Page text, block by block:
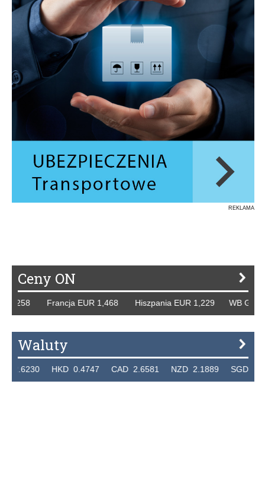
REKLAMA
Ceny ON
Francja EUR 1,468 Hiszpania EUR 1,229 WB GBP
Waluty
HKD 0.4747 CAD 2.6581 NZD 2.1889 SGD